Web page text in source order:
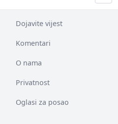
Dojavite vijest
Komentari
O nama
Privatnost
Oglasi za posao